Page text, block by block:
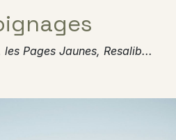
Pages Jaunes, Resalib...